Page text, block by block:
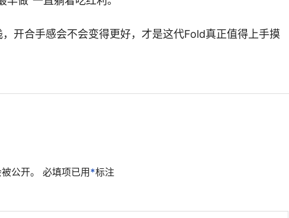
开合手感会不会变得更好，才是这代Fold真正值得上手摸
公开。 必填项已用*标注